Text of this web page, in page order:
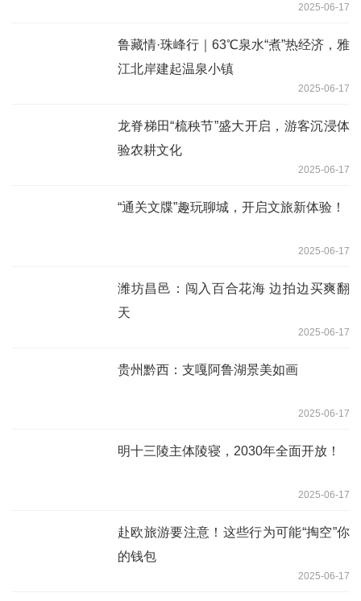
2025-06-17
鲁藏情·珠峰行｜63℃泉水“煮”热经济，雅
江北岸建起温泉小镇
2025-06-17
龙脊梯田“梳秧节”盛大开启，游客沉浸体
验农耕文化
2025-06-17
“通关文牒”趣玩聊城，开启文旅新体验！
2025-06-17
潍坊昌邑：闯入百合花海 边拍边买爽翻
天
2025-06-17
贵州黔西：支嘎阿鲁湖景美如画
2025-06-17
明十三陵主体陵寝，2030年全面开放！
2025-06-17
赴欧旅游要注意！这些行为可能“掏空”你
的钱包
2025-06-17